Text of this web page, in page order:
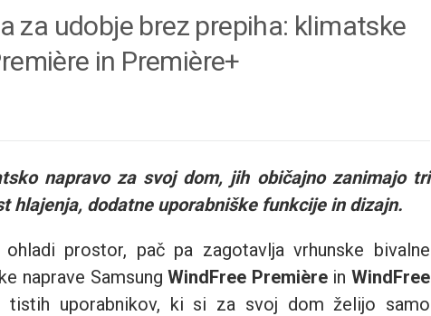
za udobje brez prepiha: klimatske
in Première+
napravo za svoj dom, jih običajno zanimajo tri
hlajenja, dodatne uporabniške funkcije in dizajn.
prostor, pač pa zagotavlja vrhunske bivalne
naprave SamsungWindFree Première in WindFree
tistih uporabnikov, ki si za svoj dom želijo samo